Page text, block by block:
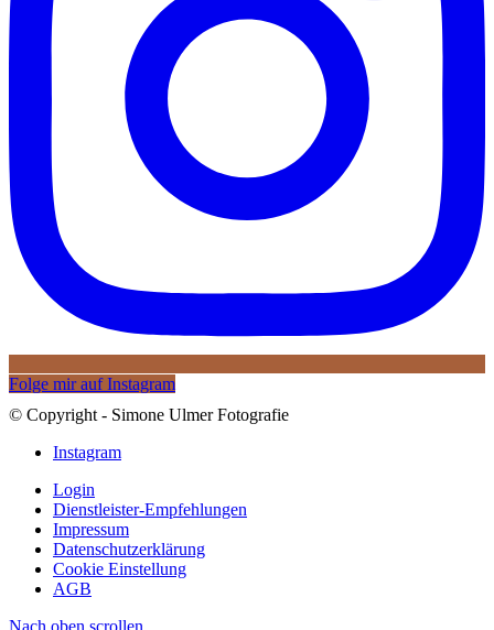
Folge mir auf Instagram
© Copyright - Simone Ulmer Fotografie
Instagram
Login
Dienstleister-Empfehlungen
Impressum
Datenschutzerklärung
Cookie Einstellung
AGB